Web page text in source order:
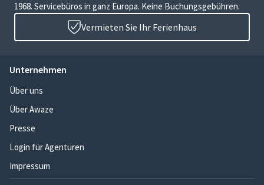
1968. Servicebüros in ganz Europa. Keine Buchungsgebühren.
Vermieten Sie Ihr Ferienhaus
Unternehmen
Über uns
Über Awaze
Presse
Login für Agenturen
Impressum